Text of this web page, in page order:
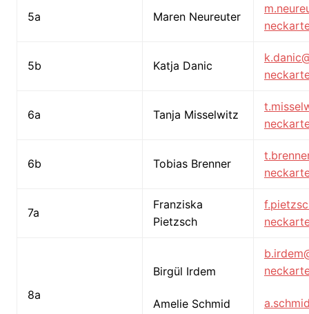
5a Maren Neureuter
5b Katja Danic
6a Tanja Misselwitz
6b Tobias Brenner
7a
Franziska
Pietzsch
8a
Birgül Irdem
Amelie Schmid